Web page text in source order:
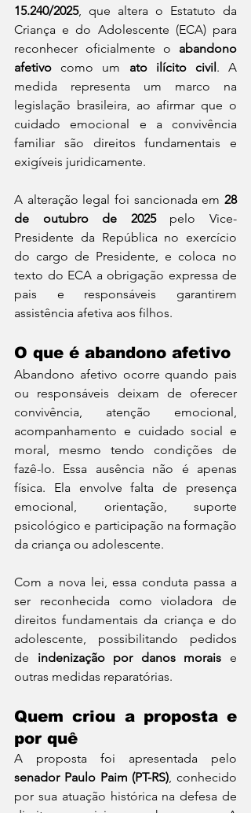
15.240/2025, que altera o Estatuto da
Criança e do Adolescente (ECA) para
reconhecer oficialmente o abandono
afetivo como um ato ilícito civil. A
medida representa um marco na
legislação brasileira, ao afirmar que o
cuidado emocional e a convivência
familiar são direitos fundamentais e
exigíveis juridicamente.
A alteração legal foi sancionada em 28
de outubro de 2025 pelo Vice-
Presidente da República no exercício
do cargo de Presidente, e coloca no
texto do ECA a obrigação expressa de
pais e responsáveis garantirem
assistência afetiva aos filhos.
O que é abandono afetivo
Abandono afetivo ocorre quando pais
ou responsáveis deixam de oferecer
convivência, atenção emocional,
acompanhamento e cuidado social e
moral, mesmo tendo condições de
fazê-lo. Essa ausência não é apenas
física. Ela envolve falta de presença
emocional, orientação, suporte
psicológico e participação na formação
da criança ou adolescente.
Com a nova lei, essa conduta passa a
ser reconhecida como violadora de
direitos fundamentais da criança e do
adolescente, possibilitando pedidos
de indenização por danos morais e
outras medidas reparatórias.
Quem criou a proposta e
por quê
senador Paulo Paim (PT-RS) , conhecido
por sua atuação histórica na defesa de